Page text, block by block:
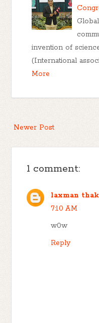
invention of
(International
More
Newer Post
1 comment:
laxman
7:10 AM
w0w
Reply